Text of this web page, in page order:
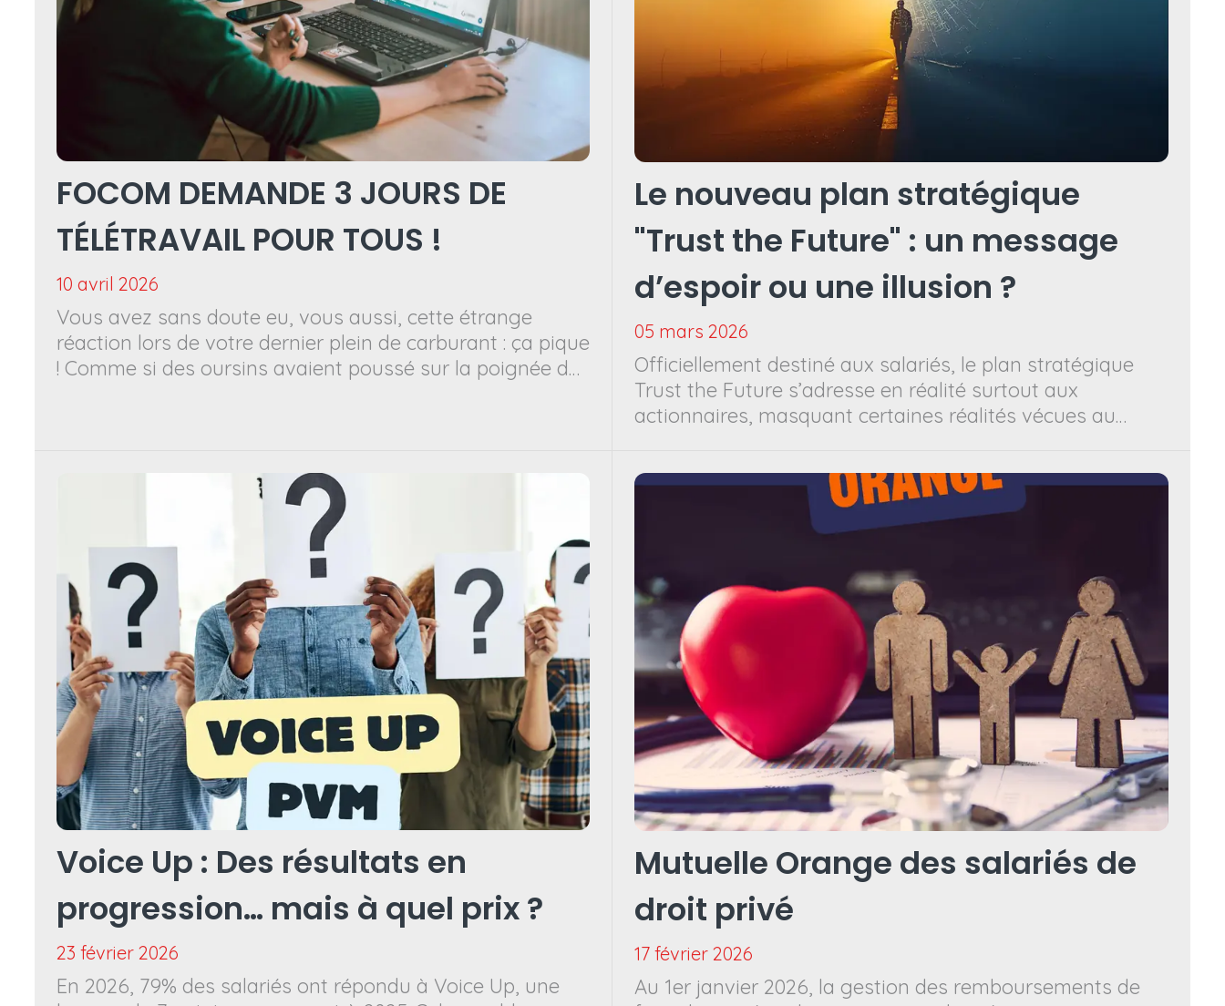
FOCOM DEMANDE 3 JOURS DE
TÉLÉTRAVAIL POUR TOUS !
10 avril 2026
Vous avez sans doute eu, vous aussi, cette étrange
réaction lors de votre dernier plein de carburant : ça pique
! Comme si des oursins avaient poussé sur la poignée de
De quoi vous donner des envies de vélo, de char à voile,
de covoiturage et achat d’une voiture électrique… Encore
faut-il que ce soit possible ! Face à la hausse des prix de
l’énergie, il est urgent d’agir pour améliorer nos
conditions de travail et ré duire nos dépenses.
Le nouveau plan stratégique
"Trust the Future" : un message
d’espoir ou une illusion ?
05 mars 2026
Officiellement destiné aux salariés, le plan stratégique
Trust the Future s’adresse en réalité surtout aux
actionnaires, masquant certaines réalités vécues au
Voice Up : Des résultats en
progression… mais à quel prix ?
23 février 2026
En 2026, 79% des salariés ont répondu à Voice Up, une
Mutuelle Orange des salariés de
droit privé
17 février 2026
Au 1er janvier 2026, la gestion des remboursements de